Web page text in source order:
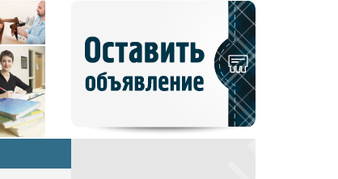
объявление